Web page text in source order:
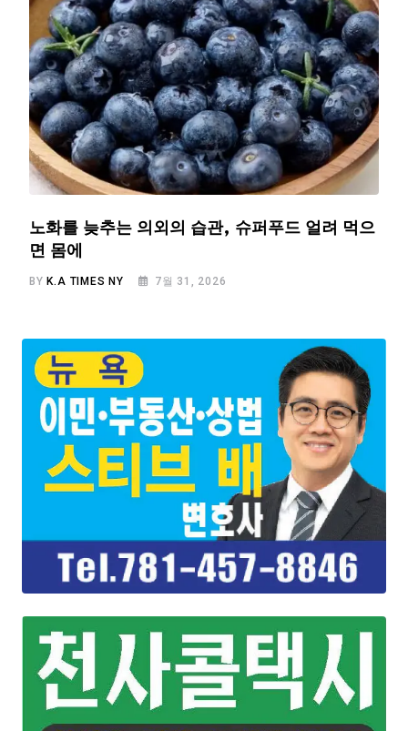
노화를 늦추는 의외의 습관, 슈퍼푸드 얼려 먹으
면 몸에
BYK.A TIMES NY 7월 31, 2026